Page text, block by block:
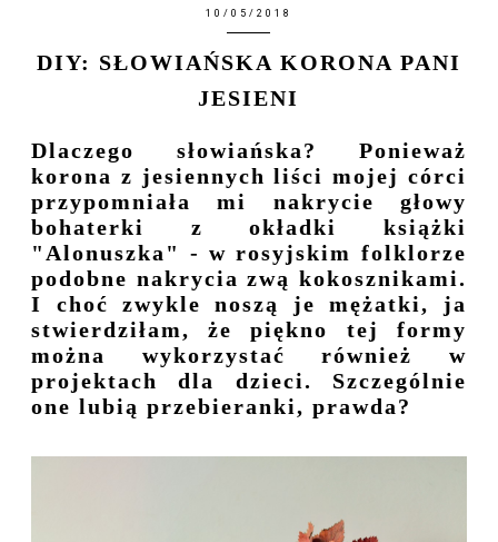
10/05/2018
DIY: SŁOWIAŃSKA KORONA PANI
JESIENI
Dlaczego słowiańska? Ponieważ
korona z jesiennych liści mojej córci
przypomniała mi nakrycie głowy
bohaterki z okładki książki
"Alonuszka" - w rosyjskim folklorze
podobne nakrycia zwą kokosznikami.
I choć zwykle noszą je mężatki, ja
stwierdziłam, że piękno tej formy
można wykorzystać również w
projektach dla dzieci. Szczególnie
one lubią przebieranki, prawda?